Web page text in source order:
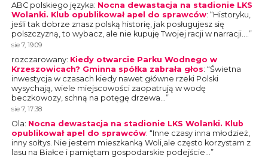
ABC polskiego języka: Nocna dewastacja na stadionie LKS
Wolanki. Klub opublikował apel do sprawców: “Historyku,
jeśli tak dobrze znasz polską historię, jak posługujesz się
polszczyzną, to wybacz, ale nie kupuję Twojej racji w narracji.…”
sie 7, 19:09
rozczarowany: Kiedy otwarcie Parku Wodnego w
Krzeszowicach? Gminna spółka zabrała głos: “Świetna
inwestycja w czasach kiedy nawet główne rzeki Polski
wysychają, wiele miejscowości zaopatrują w wodę
beczkowozy, schną na potęgę drzewa…”
sie 7, 17:38
Ola: Nocna dewastacja na stadionie LKS Wolanki. Klub
opublikował apel do sprawców: “Inne czasy inna młodzież,
inny sołtys. Nie jestem mieszkanką Woli,ale często korzystam z
lasu na Białce i pamiętam gospodarskie podejście…”